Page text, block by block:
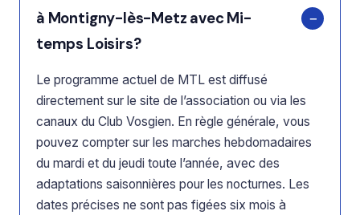
à Montigny-lès-Metz avec Mi-
temps Loisirs?
Le programme actuel de MTL est diffusé
directement sur le site de l’association ou via les
canaux du Club Vosgien. En règle générale, vous
pouvez compter sur les marches hebdomadaires
du mardi et du jeudi toute l’année, avec des
adaptations saisonnières pour les nocturnes. Les
dates précises ne sont pas figées six mois à